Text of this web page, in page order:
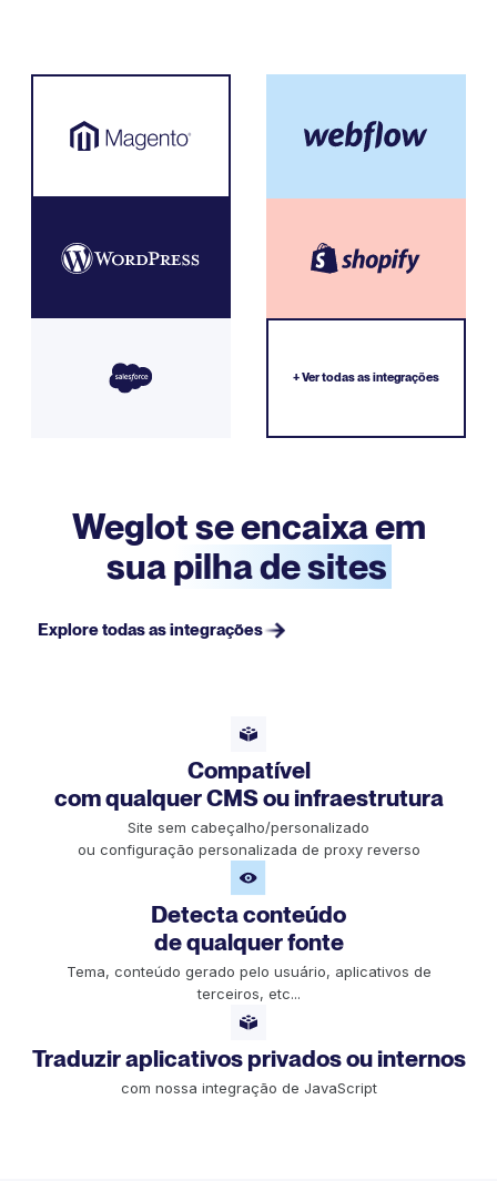
+ Ver todas as integrações
Weglot se encaixa em
suapilha de sites
Explore todas as integrações
Compatível
com qualquer CMS ou infraestrutura
Site sem cabeçalho/personalizado
ou configuração personalizada de proxy reverso
Detecta conteúdo
de qualquer fonte
Tema, conteúdo gerado pelo usuário, aplicativos de
terceiros, etc...
Traduzir aplicativos privados ou internos
com nossa integração de JavaScript